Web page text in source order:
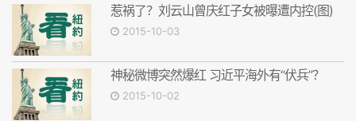
惹祸了？刘云山曾庆红子女被曝遭内控(图)
2015-10-03
神秘微博突然爆红 习近平海外有“伏兵”？
2015-10-02